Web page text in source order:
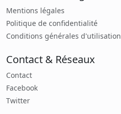
Mentions légales
Politique de confidentialité
Conditions générales d'utilisation
Contact & Réseaux
Contact
Facebook
Twitter